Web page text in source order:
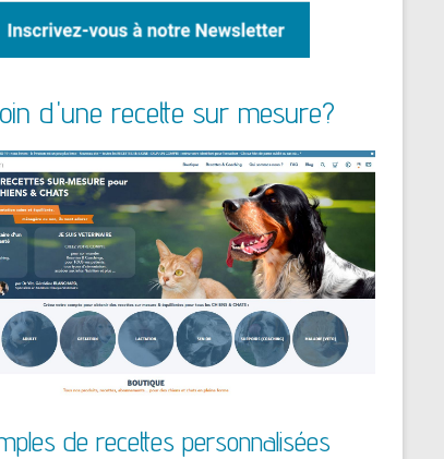
d'une recette sur mesure?
de recettes personnalisées